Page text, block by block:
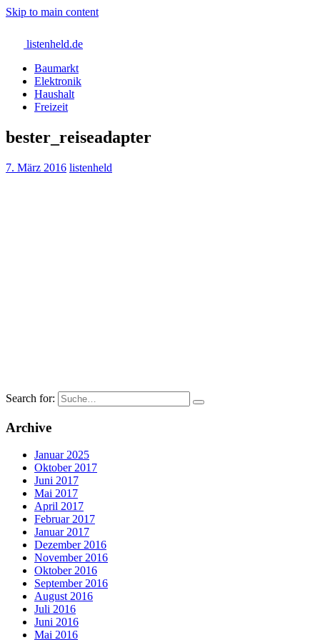
Skip to main content
listenheld.de
Baumarkt
Elektronik
Haushalt
Freizeit
bester_reiseadapter
7. März 2016 listenheld
Search for:
Archive
Januar 2025
Oktober 2017
Juni 2017
Mai 2017
April 2017
Februar 2017
Januar 2017
Dezember 2016
November 2016
Oktober 2016
September 2016
August 2016
Juli 2016
Juni 2016
Mai 2016